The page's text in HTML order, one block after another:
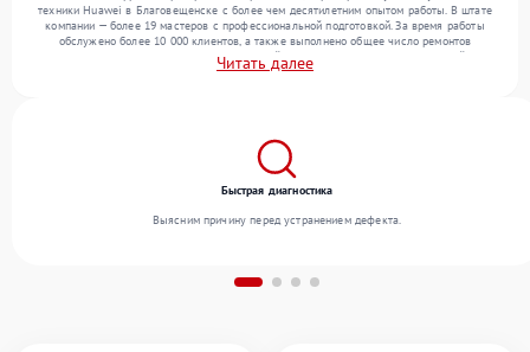
техники Huawei в Благовещенске с более чем десятилетним опытом работы. В штате
компании — более 19 мастеров с профессиональной подготовкой. За время работы
обслужено более 10 000 клиентов, а также выполнено общее число ремонтов
превысило 12 000. Ежемесячно в сервисный центр поступает более 300 устройств,
включая , , . Мы беремся за задачи любой сложности и предлагаем стабильный
Читать далее
Быстрая диагностика
Выясним причину перед устранением дефекта.